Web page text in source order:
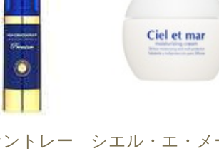
トレー
シエル・エ・メ